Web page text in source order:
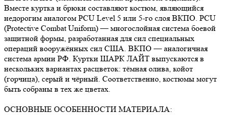
Вместе куртка и брюки составляют костюм, являющийся
недорогим аналогом PCU Level 5 или 5-го слоя ВКПО. PCU
(Protective Combat Uniform) — многослойная система боевой
защитной формы, разработанная для сил специальных
операций вооружённых сил США. ВКПО — аналогичная
система армии РФ. Куртки ШАРК ЛАЙТ выпускаются в
нескольких вариантах расцветок: тёмная олива, койот
(горчица), серый и чёрный. Соответственно, костюмы могут
быть собраны в тех же цветах.
ОСНОВНЫЕ ОСОБЕННОСТИ МАТЕРИАЛА: